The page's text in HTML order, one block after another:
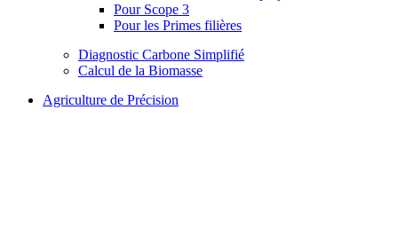
Pour Scope 3
Pour les Primes filières
Diagnostic Carbone Simplifié
Calcul de la Biomasse
Agriculture de Précision